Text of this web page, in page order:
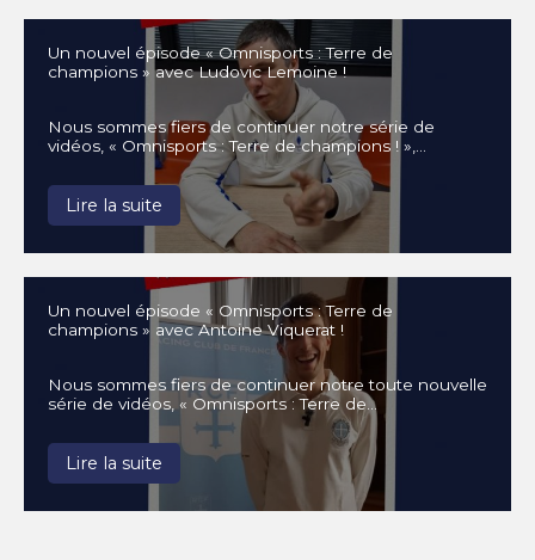
Un nouvel épisode « Omnisports : Terre de
champions » avec Ludovic Lemoine !
Nous sommes fiers de continuer notre série de
vidéos, « Omnisports : Terre de champions ! »,…
Lire la suite
Un nouvel épisode « Omnisports : Terre de
champions » avec Antoine Viquerat !
Nous sommes fiers de continuer notre toute nouvelle
série de vidéos, « Omnisports : Terre de…
Lire la suite